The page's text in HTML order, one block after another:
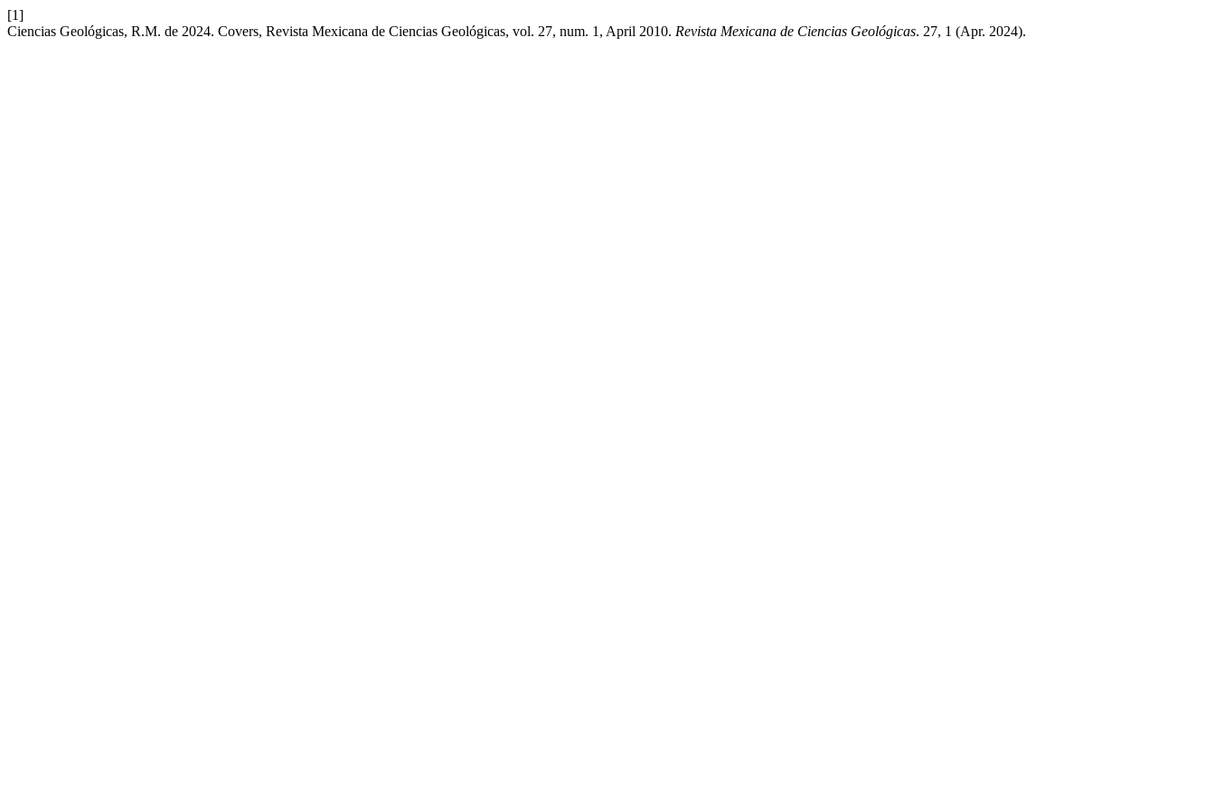
[1]
Ciencias Geológicas, R.M. de 2024. Covers, Revista Mexicana de Ciencias Geológicas, vol. 27, num. 1, April 2010. Revista Mexicana de Ciencias Geológicas. 27, 1 (Apr. 2024).